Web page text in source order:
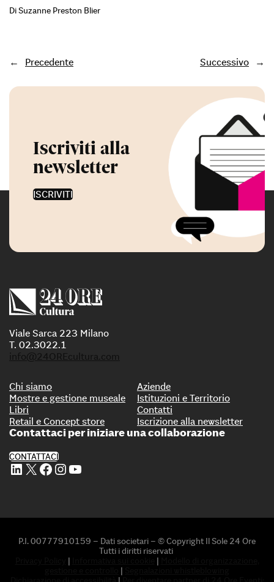
Di Suzanne Preston Blier
← Precedente Successivo →
Iscriviti alla
newsletter
ISCRIVITI
Viale Sarca 223 Milano
T. 02.3022.1
info@24OREcultura.com
Chi siamo
Mostre e gestione museale
Libri
Retail e Concept store
Aziende
Istituzioni e Territorio
Contatti
Iscrizione alla newsletter
Contattaci per iniziare una collaborazione
CONTATTACI
Profilo Linkedin di 24 ORE Cultura Profilo X di 24 ORE Cultura Profilo Facebook di 24 ORE Cultura Profilo Instagram di 24 ORE Cultura Profilo Youtube di 24 ORE Cultura
P.I. 00777910159 – Dati societari – © Copyright Il Sole 24 Ore
Tutti i diritti riservati
| |
|